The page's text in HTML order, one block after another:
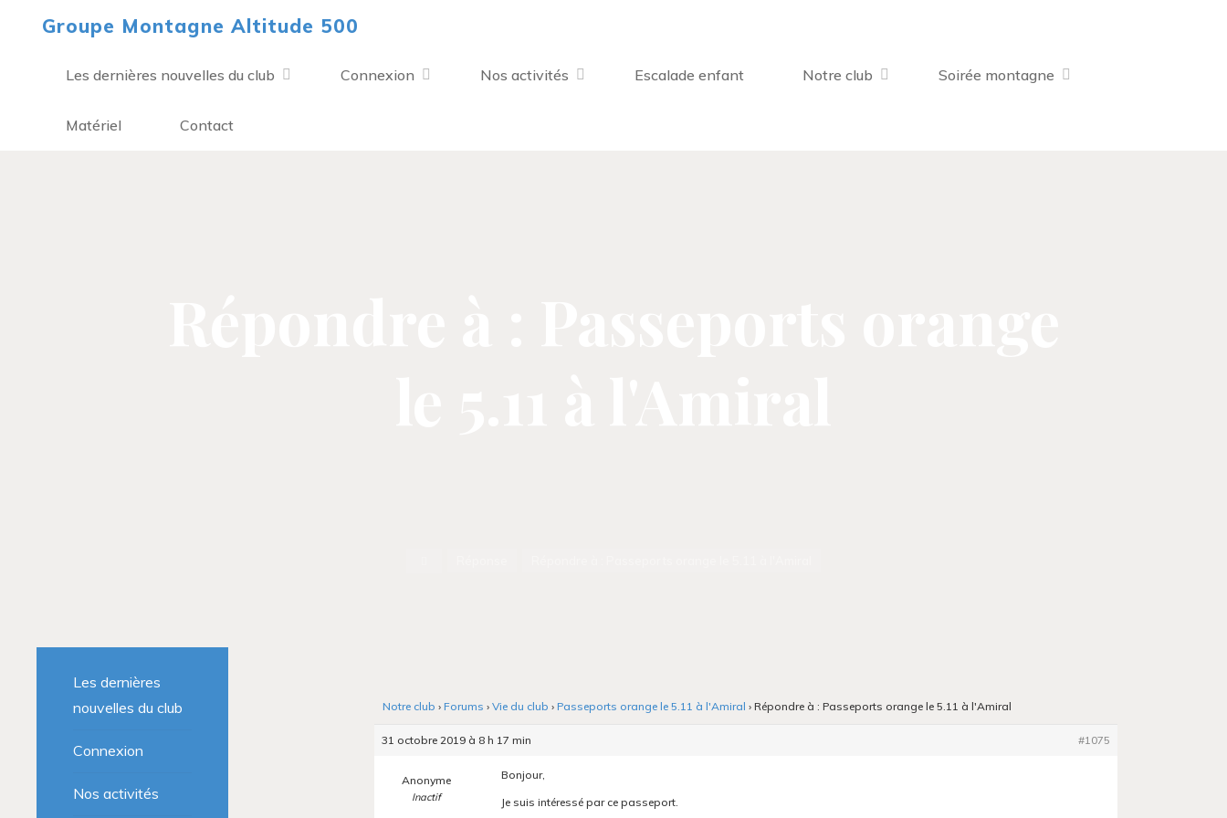
Groupe Montagne Altitude 500
Les dernières nouvelles du club Connexion Nos activités Escalade enfant Notre club Soirée montagne
Matériel Contact
Notre club › Forums › Vie du club › Passeports orange le 5.11 à l'Amiral › Répondre à : Passeports orange le 5.11 à l'Amiral
31 octobre 2019 à 8 h 17 min #1075
Anonyme
Inactif
Bonjour,
Je suis intéressé par ce passeport.
Les dernières
nouvelles du club
Connexion
Nos activités